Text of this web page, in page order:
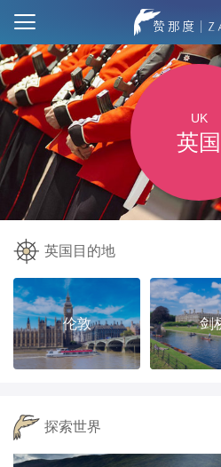
UK
英国
英国目的地
伦敦 剑
探索世界